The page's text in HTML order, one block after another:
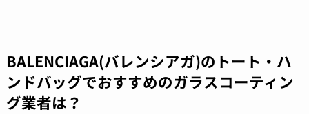
BALENCIAGA(バレンシアガ)のトート・ハ
ンドバッグでおすすめのガラスコーティン
グ業者は？